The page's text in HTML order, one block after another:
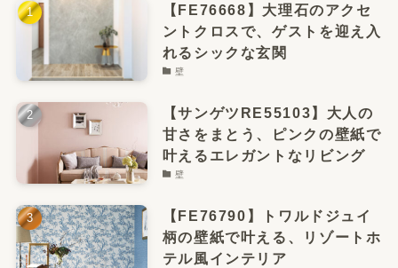
【FE76668】大理石のアクセ
ントクロスで、ゲストを迎え入
れるシックな玄関
壁
【サンゲツRE55103】大人の
甘さをまとう、ピンクの壁紙で
叶えるエレガントなリビング
壁
【FE76790】トワルドジュイ
柄の壁紙で叶える、リゾートホ
テル風インテリア